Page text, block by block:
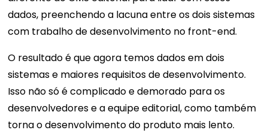
dados, preenchendo a lacuna entre os dois sistemas
com trabalho de desenvolvimento no front-end.
O resultado é que agora temos dados em dois
sistemas e maiores requisitos de desenvolvimento.
Isso não só é complicado e demorado para os
desenvolvedores e a equipe editorial, como também
torna o desenvolvimento do produto mais lento.